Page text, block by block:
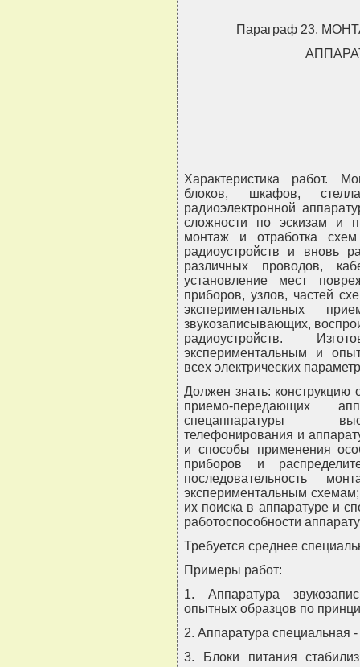
Параграф 23.
Характеристика работ.
блоков, шкафов,
радиоэлектронной
сложности по эскизам и
монтаж и отработка
радиоустройств и вновь
различных проводов,
установление мест
приборов, узлов, частей
экспериментальных
звукозаписывающих,
радиоустройств.
экспериментальным и
всех электрических
Должен знать: конструкцию
приемо-передающих
спецаппаратуры
телефонирования и
и способы применения
приборов и
последовательность
экспериментальным
их поиска в аппаратуре и
работоспособности
Требуется среднее
Примеры работ:
1. Аппаратура
опытных образцов по
2. Аппаратура специальная
3. Блоки питания